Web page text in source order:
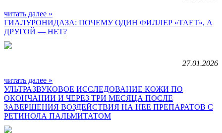
читать далее »
ГИАЛУРОНИДАЗА: ПОЧЕМУ ОДИН ФИЛЛЕР «ТАЕТ», А
ДРУГОЙ — НЕТ?
27.01.2026
читать далее »
УЛЬТРАЗВУКОВОЕ ИССЛЕДОВАНИЕ КОЖИ ПО
ОКОНЧАНИИ И ЧЕРЕЗ ТРИ МЕСЯЦА ПОСЛЕ
ЗАВЕРШЕНИЯ ВОЗДЕЙСТВИЯ НА НЕЕ ПРЕПАРАТОВ С
РЕТИНОЛА ПАЛЬМИТАТОМ